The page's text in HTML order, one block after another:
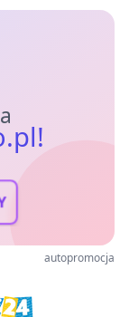
autopromocja